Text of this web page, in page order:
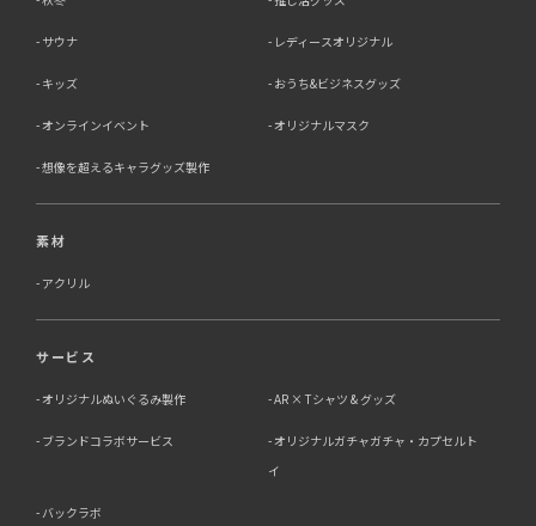
サウナ レディースオリジナル
キッズ おうち&ビジネスグッズ
オンラインイベント オリジナルマスク
想像を超えるキャラグッズ製作
素材
アクリル
サービス
オリジナルぬいぐるみ製作 AR × Tシャツ & グッズ
ブランドコラボサービス
オリジナルガチャガチャ・カプセルト
イ
バックラボ